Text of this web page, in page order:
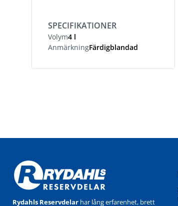
SPECIFIKATIONER
Volym4 l
AnmärkningFärdigblandad
Rydahls Reservdelar har lång erfarenhet, brett